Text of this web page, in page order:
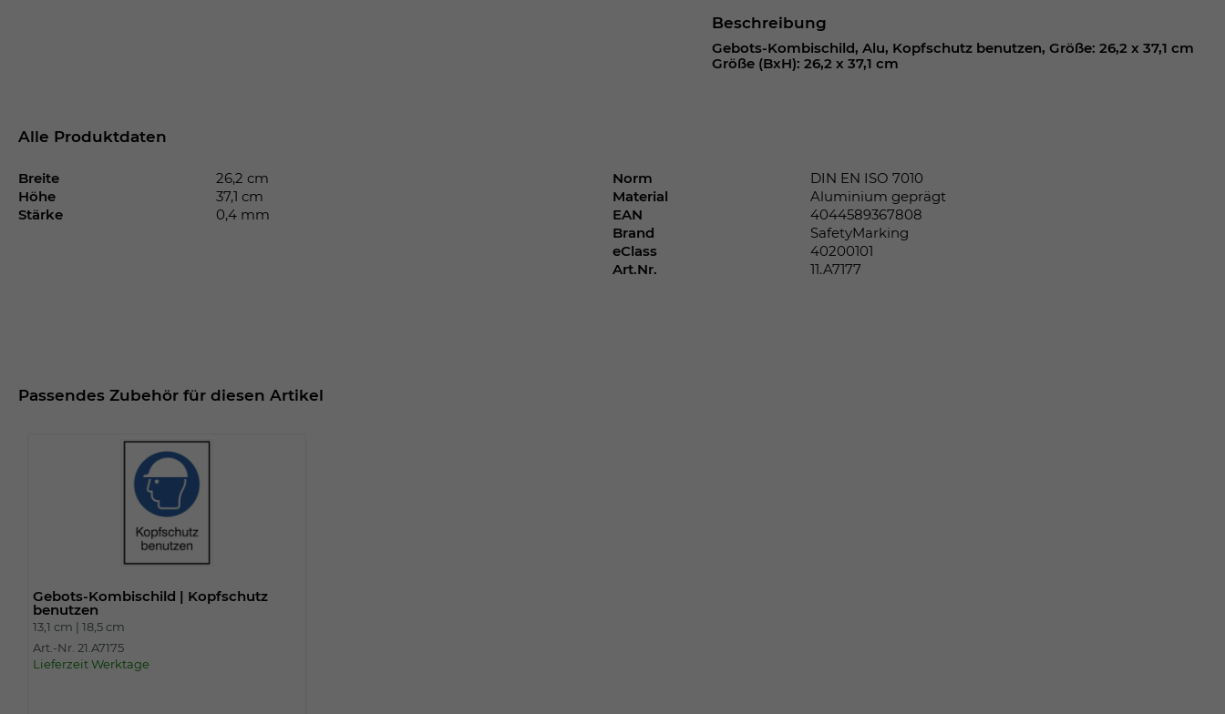
Beschreibung
Gebots-Kombischild, Alu, Kopfschutz benutzen, Größe: 26,2 x 37,1 cm
Größe (BxH): 26,2 x 37,1 cm
Alle Produktdaten
Breite
26,2 cm
Höhe
37,1 cm
Stärke
0,4 mm
Norm
DIN EN ISO 7010
Material
Aluminium geprägt
EAN
4044589367808
Brand
SafetyMarking
eClass
40200101
Art.Nr.
11.A7177
Passendes Zubehör für diesen Artikel
Gebots-Kombischild | Kopfschutz
benutzen
13,1 cm |18,5 cm
Art.-Nr. 21.A7175
Lieferzeit Werktage
Cookie-Einstellungen für diese Website zu
SgCookieOptin.lastPreferences